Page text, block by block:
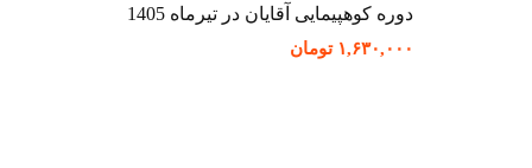
دوره کوهپیمایی آقایان در تیرماه 1405
۱,۶۳۰,۰۰۰ تومان